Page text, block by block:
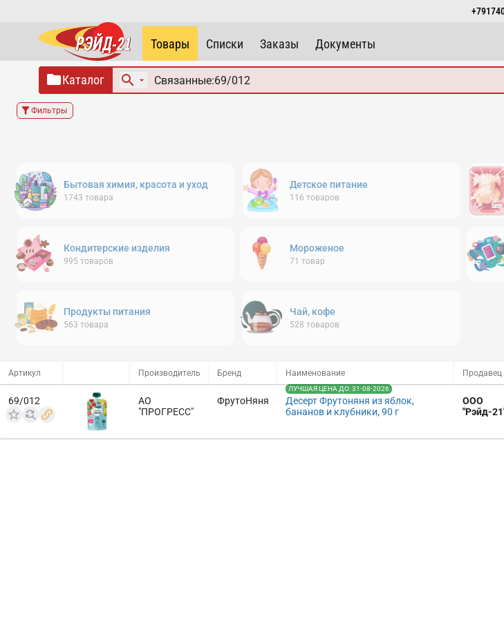
Товары Списки Заказы Документы
Каталог
Фильтры
Бытовая химия, красота и уход
1743 товара
Детское питание
116 товаров
Кондитерские изделия
995 товаров
Мороженое
71 товар
Продукты питания
563 товара
Чай, кофе
528 товаров
Артикул Производитель Бренд Наименование Продавец
69/012
АО
"ПРОГРЕСС"
ФрутоНяня
ЛУЧШАЯ ЦЕНА ДО: 31-08-2026
Десерт Фрутоняня из яблок,
бананов и клубники, 90 г
ООО
"Рэйд-